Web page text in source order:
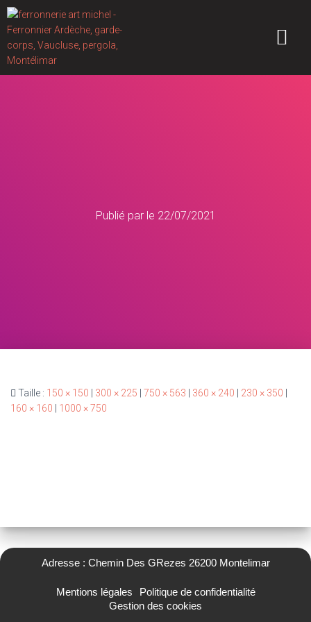
Publié par le 22/07/2021
Taille : 150 × 150 300 × 225 750 × 563 360 × 240 230 × 350
160 × 160
1000 × 750
Adresse : Chemin Des GRezes 26200 Montelimar
Mentions légales
Politique de confidentialité
Gestion des cookies